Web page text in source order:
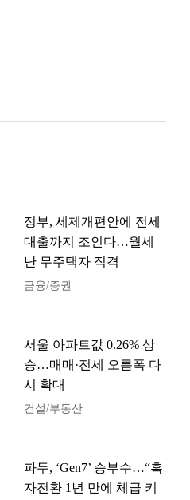
정부, 세제개편안에 전세
대출까지 조인다…월세
난 무주택자 직격
금융/증권
서울 아파트값 0.26% 상
승…매매·전세 오름폭 다
시 확대
건설/부동산
파두, ‘Gen7’ 승부수…“흑
자전환 1년 만에 체급 키